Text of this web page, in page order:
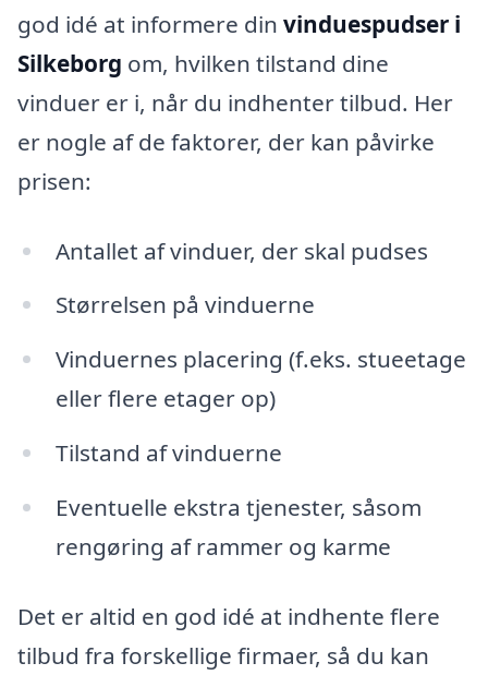
god idé at informere din vinduespudser i
Silkeborg om, hvilken tilstand dine
vinduer er i, når du indhenter tilbud. Her
er nogle af de faktorer, der kan påvirke
prisen:
Antallet af vinduer, der skal pudses
Størrelsen på vinduerne
Vinduernes placering (f.eks. stueetage
eller flere etager op)
Tilstand af vinduerne
Eventuelle ekstra tjenester, såsom
rengøring af rammer og karme
Det er altid en god idé at indhente flere
tilbud fra forskellige firmaer, så du kan